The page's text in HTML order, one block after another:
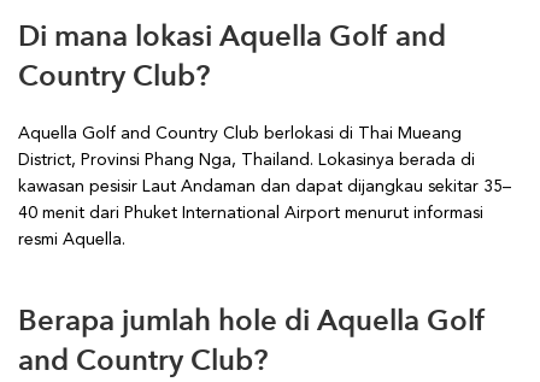
Di mana lokasi Aquella Golf and
Country Club?
Aquella Golf and Country Club berlokasi di Thai Mueang
District, Provinsi Phang Nga, Thailand. Lokasinya berada di
kawasan pesisir Laut Andaman dan dapat dijangkau sekitar 35–
40 menit dari Phuket International Airport menurut informasi
resmi Aquella.
Berapa jumlah hole di Aquella Golf
and Country Club?